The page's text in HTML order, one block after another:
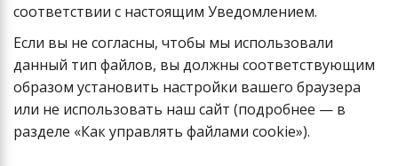
соответствии с настоящим Уведомлением.
Если вы не согласны, чтобы мы использовали
данный тип файлов, вы должны соответствующим
образом установить настройки вашего браузера
или не использовать наш сайт (подробнее — в
разделе «Как управлять файлами cookie»).